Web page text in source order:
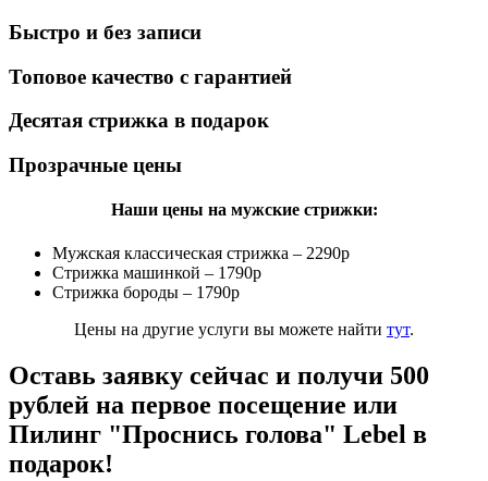
Быстро и без записи
Топовое качество с гарантией
Десятая стрижка в подарок
Прозрачные цены
Наши цены на мужские стрижки:
Мужская классическая стрижка – 2290р
Стрижка машинкой – 1790р
Стрижка бороды – 1790р
Цены на другие услуги вы можете найти тут.
Оставь заявку сейчас и получи 500
рублей на первое посещение или
Пилинг "Проснись голова" Lebel в
подарок!